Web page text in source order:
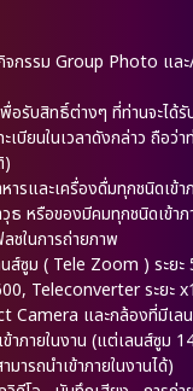
จกรรม Group Photo แล
อรับสิทธิ์ต่างๆ ที่ท่านจะได้
เบียนในเวลาดังกล่าว ถือว่
)
ารและเครื่องดื่มทุกชนิดเข้า
ธ หรือของมีคมทุกชนิดเข้าภ
ชในการถ่ายภาพ
นส์ซูม ( Tele Zoom ) ระย
Teleconverter ระยะ
Camera และกล้องที่มีเล
ข้าภายในงาน (แต่เลนส์ซูม
ารถนำเข้าภายในงานได้)